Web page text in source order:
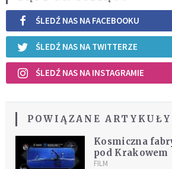
ŚLEDŹ NAS NA FACEBOOKU
ŚLEDŹ NAS NA TWITTERZE
ŚLEDŹ NAS NA INSTAGRAMIE
POWIĄZANE ARTYKUŁY
Kosmiczna
pod Krakowem
FILM